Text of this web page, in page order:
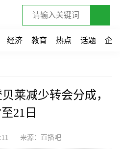
经济 教育 热点 话题 企业
莱减少转会分成，
21日
来源：直播吧